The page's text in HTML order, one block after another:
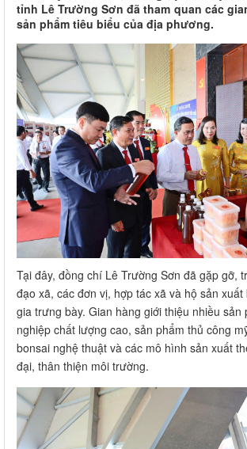
tỉnh Lê Trường Sơn đã tham quan các
sản phẩm tiêu biểu của địa phương.
Tại đây, đồng chí Lê Trường Sơn đã gặp gỡ,
đạo xã, các đơn vị, hợp tác xã và hộ sản
gia trưng bày. Gian hàng giới thiệu nhiều sản
nghiệp chất lượng cao, sản phẩm thủ công
bonsai nghệ thuật và các mô hình sản xuất
đại, thân thiện môi trường.